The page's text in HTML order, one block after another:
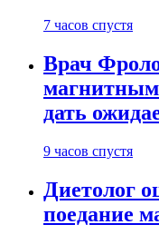
7 часов спустя
Врач
дать
9 часов спустя
Диетолог
поедание